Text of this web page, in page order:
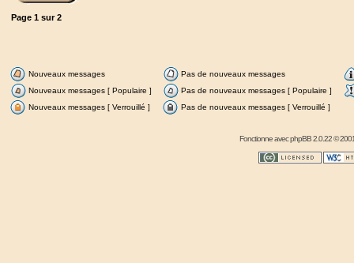
Page 1 sur2
Nouveaux messages
Pas de nouveaux messages
Nouveaux messages [ Populaire ]
Pas de nouveaux messages [ Populaire ]
Nouveaux messages [ Verrouillé ]
Pas de nouveaux messages [ Verrouillé ]
Fonctionne avecphpBB2.0.22 ©